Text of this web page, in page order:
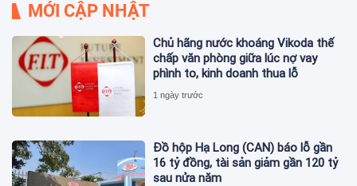
MỚI CẬP NHẬT
Chủ hãng nước khoáng Vikoda thế
chấp văn phòng giữa lúc nợ vay
phình to, kinh doanh thua lỗ
1 ngày trước
Đồ hộp Hạ Long (CAN) báo lỗ gần
16 tỷ đồng, tài sản giảm gần 120 tỷ
sau nửa năm